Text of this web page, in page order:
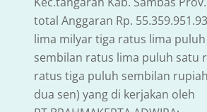
total Anggaran Rp.
lima milyar tiga ratus lima
sembilan ratus lima puluh satu
ratus tiga puluh sembilan
dua sen) yang di kerjakan oleh